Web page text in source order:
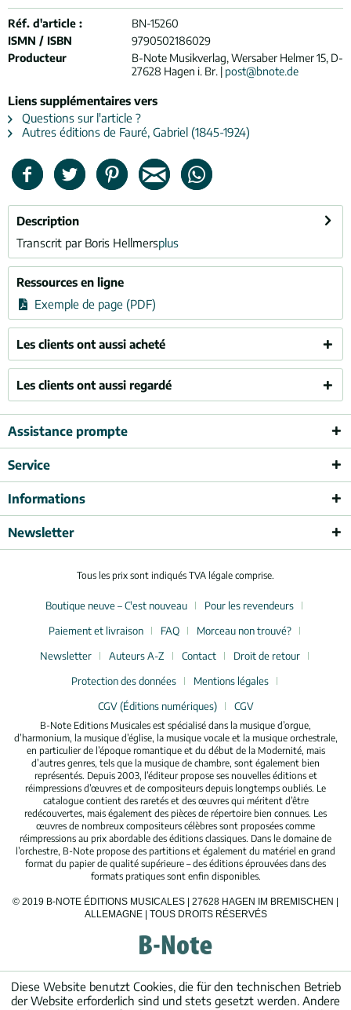
Réf. d'article :
BN-15260
ISMN / ISBN
9790502186029
Producteur
B-Note Musikverlag, Wersaber Helmer 15, D-
27628 Hagen i. Br. | post@bnote.de
Liens supplémentaires vers
Questions sur l'article ?
Autres éditions de Fauré, Gabriel (1845-1924)
Description
Transcrit par Boris Hellmersplus
Ressources en ligne
Exemple de page (PDF)
Les clients ont aussi acheté
Les clients ont aussi regardé
Assistance prompte
Service
Informations
Newsletter
Tous les prix sont indiqués TVA légale comprise.
Boutique neuve – C'est nouveau
Pour les revendeurs
Paiement et livraison
FAQ
Morceau non trouvé?
Newsletter
Auteurs A-Z Contact
Droit de retour
Protection des données
Mentions légales
CGV (Éditions numériques)
CGV
B-Note Editions Musicales est spécialisé dans la musique d’orgue,
d’harmonium, la musique d’église, la musique vocale et la musique orchestrale,
en particulier de l’époque romantique et du début de la Modernité, mais
d’autres genres, tels que la musique de chambre, sont également bien
représentés. Depuis 2003, l’éditeur propose ses nouvelles éditions et
réimpressions d’œuvres et de compositeurs depuis longtemps oubliés. Le
catalogue contient des raretés et des œuvres qui méritent d’être
redécouvertes, mais également des pièces de répertoire bien connues. Les
œuvres de nombreux compositeurs célèbres sont proposées comme
réimpressions au prix abordable des éditions classiques. Dans le domaine de
l’orchestre, B-Note propose des partitions et également du matériel en grand
format du papier de qualité supérieure – des éditions éprouvées dans des
formats pratiques sont enfin disponibles.
© 2019 B-NOTE ÉDITIONS MUSICALES | 27628 HAGEN IM BREMISCHEN |
ALLEMAGNE | TOUS DROITS RÉSERVÉS
Diese Website benutzt Cookies, die für den technischen Betrieb
der Website erforderlich sind und stets gesetzt werden. Andere